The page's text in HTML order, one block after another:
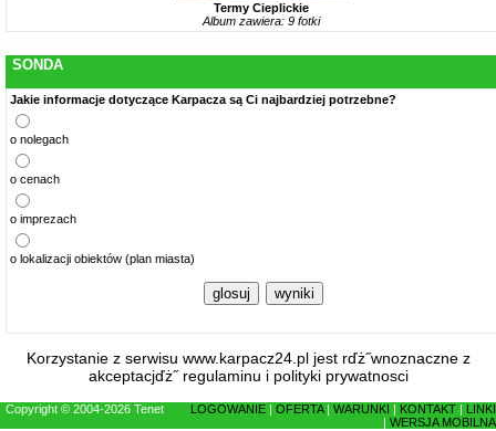
Termy Cieplickie
Album zawiera: 9 fotki
SONDA
Jakie informacje dotyczące Karpacza są Ci najbardziej potrzebne?
o nolegach
o cenach
o imprezach
o lokalizacji obiektów (plan miasta)
Korzystanie z serwisu www.karpacz24.pl jest rďż˝wnoznaczne z
akceptacjďż˝ regulaminu i polityki prywatnosci
Copyright © 2004-2026 Tenet LOGOWANIE OFERTA| WARUNKI KONTAKT
LINKI
WERSJA MOBILNA